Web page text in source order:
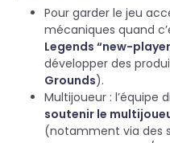
Pour garder le jeu
mécaniques quand
Legends “new-
développer des
Grounds).
Multijoueur : l’équipe
soutenir le
(notamment via des